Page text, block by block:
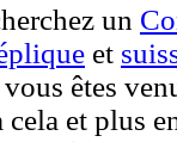
un
et
êtes
cela et plus